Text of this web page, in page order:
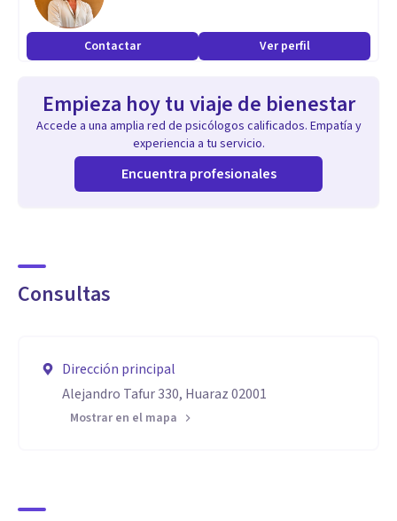
Contactar Ver perfil
Empieza hoy tu viaje de bienestar
Accede a una amplia red de psicólogos calificados. Empatía y
experiencia a tu servicio.
Encuentra profesionales
Consultas
Dirección principal
Alejandro Tafur 330, Huaraz 02001
Mostrar en el mapa